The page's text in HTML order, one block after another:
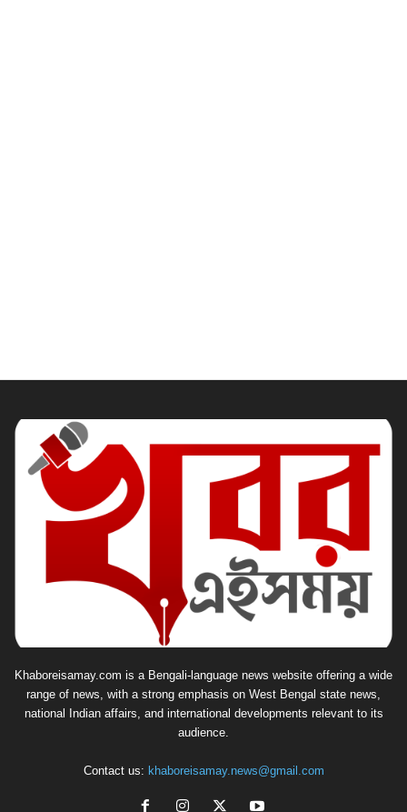
Khaboreisamay.com is a Bengali-language news website offering a wide
range of news, with a strong emphasis on West Bengal state news,
national Indian affairs, and international developments relevant to its
audience.
Contact us: khaboreisamay.news@gmail.com